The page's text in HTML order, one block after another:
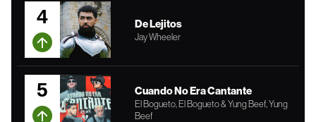
4 De Lejitos
Jay Wheeler
5 Cuando No Era Cantante
El Bogueto, El Bogueto & Yung Beef, Yung
Beef